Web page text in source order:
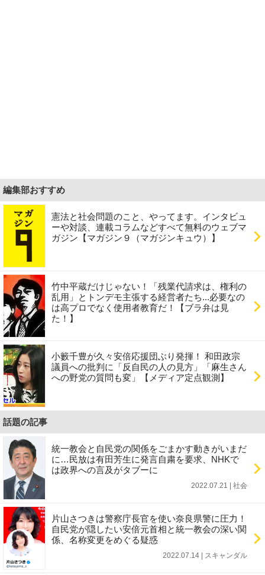
編集部おすすめ
憲法と社会問題のこと、やってます。インタビュ
ーや対談、連載コラムなどすべて無料のウェブマ
ガジン【マガジン９（マガジンキュウ）】
竹中平蔵だけじゃない！「残業代請求は、権利の
乱用」とトンデモ主張する経営者たち...必要なの
は高プロでなく使用者教育だ！【ブラ弁は見
た！】
小籔千豊が久々安倍応援団ぶり発揮！ 和田政宗
議員への批判に「反自民の人の見方」「麻生さん
への野党の質問も変」【メディア定点観測】
話題の記事
統一教会と自民党の関係をごまかす動きがいまだ
に…民放は有田芳生に発言自粛を要求、NHKで
は政界への言及がタブーに
2022.07.21 | 社会
片山さつきは警察庁長官を使い奈良県警に圧力！
自民党が隠したい安倍元首相と統一教会の深い関
係、名称変更をめぐる疑惑
2022.07.14 | スキャンダル